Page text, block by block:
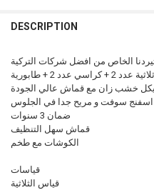
DESCRIPTION
الخاص من افضل شركات التركية
عدد 2 + طابورية
خشب زان مع قماش عالي الجودة
اسفنج سوفت و مريح جدا في الجلوس
ضمان 3 سنوات
قماش سهل التنظيف
الكوشات مع طخم
قياسات
قياس الثلاثية